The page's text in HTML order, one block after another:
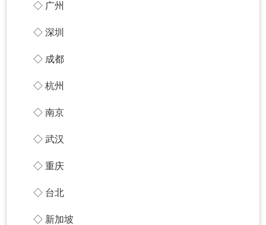
◇ 广州
◇ 深圳
◇ 成都
◇ 杭州
◇ 南京
◇ 武汉
◇ 重庆
◇ 台北
◇ 新加坡